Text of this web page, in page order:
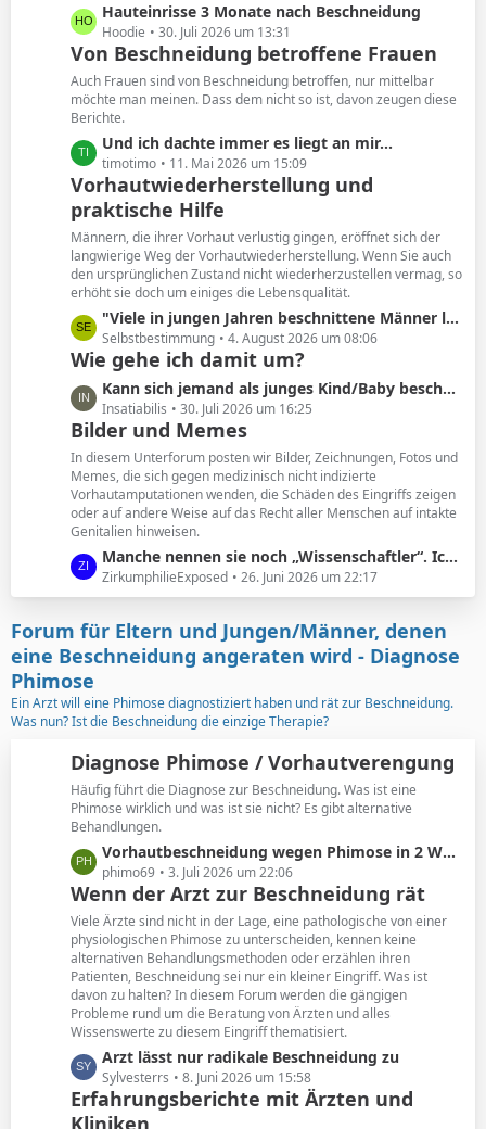
L
e
t
z
t
e
B
e
i
t
r
ä
g
e
Hauteinrisse 3 Monate nach Beschneidung
Hoodie 30. Juli 2026 um 13:31
Von Beschneidung betroffene Frauen
Auch Frauen sind von Beschneidung betroffen, nur mittelbar
möchte man meinen. Dass dem nicht so ist, davon zeugen diese
Berichte.
L
e
t
z
t
e
B
e
i
t
r
ä
g
e
Und ich dachte immer es liegt an mir...
timotimo 11. Mai 2026 um 15:09
Vorhautwiederherstellung und
praktische Hilfe
Männern, die ihrer Vorhaut verlustig gingen, eröffnet sich der
langwierige Weg der Vorhautwiederherstellung. Wenn Sie auch
den ursprünglichen Zustand nicht wiederherzustellen vermag, so
erhöht sie doch um einiges die Lebensqualität.
L
e
t
z
t
e
B
e
i
t
r
ä
g
e
"Viele in jungen Jahren beschnittene Männer leiden unter den Folgen. Und wollen ihre Vorhaut zurück. "
Selbstbestimmung 4. August 2026 um 08:06
Wie gehe ich damit um?
L
e
t
z
t
e
B
e
i
t
ä
g
e
Kann sich jemand als junges Kind/Baby beschnittener noch an seine Vorhaut erinnern?
Insatiabilis 30. Juli 2026 um 16:25
Bilder und Memes
In diesem Unterforum posten wir Bilder, Zeichnungen, Fotos und
Memes, die sich gegen medizinisch nicht indizierte
Vorhautamputationen wenden, die Schäden des Eingriffs zeigen
oder auf andere Weise auf das Recht aller Menschen auf intakte
Genitalien hinweisen.
L
e
t
t
e
B
e
i
t
r
ä
g
e
Manche nennen sie noch „Wissenschaftler“. Ich nenne sie geldgesteuerte Marionetten.
ZirkumphilieExposed 26. Juni 2026 um 22:17
Forum für Eltern und Jungen/Männer, denen
eine Beschneidung angeraten wird - Diagnose
Phimose
Ein Arzt will eine Phimose diagnostiziert haben und rät zur Beschneidung.
Was nun? Ist die Beschneidung die einzige Therapie?
Diagnose Phimose / Vorhautverengung
Häufig führt die Diagnose zur Beschneidung. Was ist eine
Phimose wirklich und was ist sie nicht? Es gibt alternative
Behandlungen.
L
e
t
z
t
e
B
e
i
r
ä
g
Vorhautbeschneidung wegen Phimose in 2 Wochen
phimo69 3. Juli 2026 um 22:06
Wenn der Arzt zur Beschneidung rät
Viele Ärzte sind nicht in der Lage, eine pathologische von einer
physiologischen Phimose zu unterscheiden, kennen keine
alternativen Behandlungsmethoden oder erzählen ihren
Patienten, Beschneidung sei nur ein kleiner Eingriff. Was ist
davon zu halten? In diesem Forum werden die gängigen
Probleme rund um die Beratung von Ärzten und alles
Wissenswerte zu diesem Eingriff thematisiert.
L
e
t
z
Arzt lässt nur radikale Beschneidung zu
Sylvesterrs 8. Juni 2026 um 15:58
Erfahrungsberichte mit Ärzten und
Kliniken